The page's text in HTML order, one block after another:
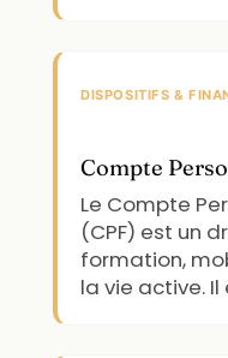
DISPOSITIFS &
Compte
Le Compte
(CPF) est un
formation,
la vie active.